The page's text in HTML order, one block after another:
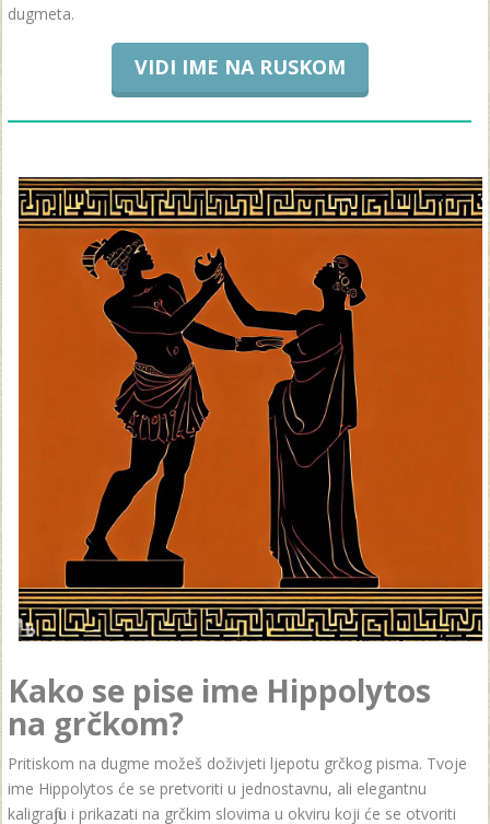
dugmeta.
VIDI IME NA RUSKOM
Kako se pise ime Hippolytos
na grčkom?
Pritiskom na dugme možeš doživjeti ljepotu grčkog pisma. Tvoje
ime Hippolytos će se pretvoriti u jednostavnu, ali elegantnu
kaligrafiju i prikazati na grčkim slovima u okviru koji će se otvoriti